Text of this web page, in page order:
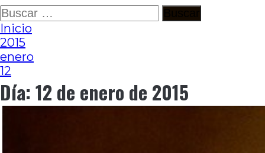
Ir
al
contenido
Buscar:
Inicio
2015
enero
12
Día:12 de enero de 2015